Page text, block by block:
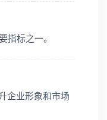
指标之一。
企业形象和市场